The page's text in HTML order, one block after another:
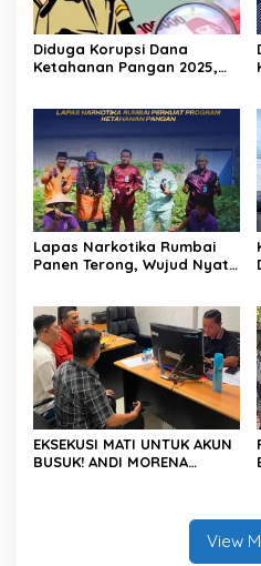
Diduga Korupsi Dana
Ketahanan Pangan 2025,
Lapas Narkotika Rumbai
Panen Terong, Wujud Nyata
EKSEKUSI MATI UNTUK AKUN
BUSUK! ANDI MORENA
DIGITALLY SAMPAI KE AKAR!View